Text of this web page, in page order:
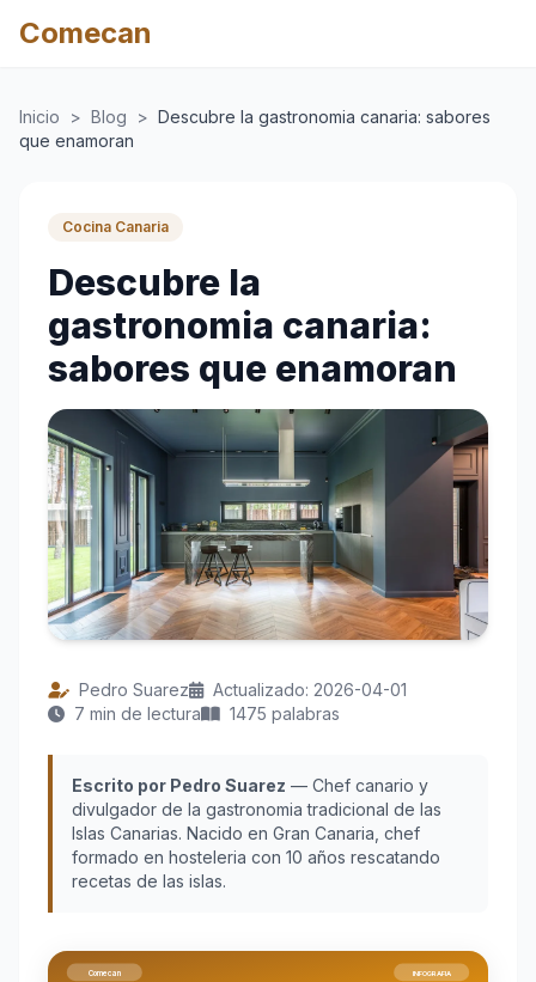
Comecan
Inicio > Blog > Descubre la gastronomia canaria: sabores
que enamoran
Cocina Canaria
Descubre la
gastronomia canaria:
sabores que enamoran
Pedro Suarez
Actualizado: 2026-04-01
7 min de lectura
1475 palabras
Escrito por Pedro Suarez — Chef canario y
divulgador de la gastronomia tradicional de las
Islas Canarias. Nacido en Gran Canaria, chef
formado en hosteleria con 10 años rescatando
recetas de las islas.
Comecan INFOGRAFIA